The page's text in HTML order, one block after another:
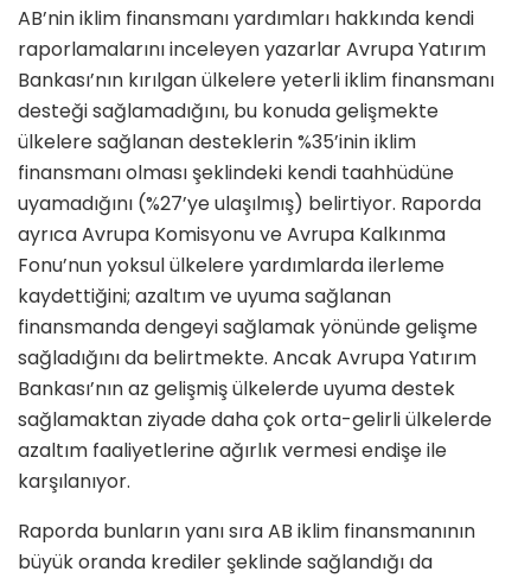
AB’nin iklim finansmanı yardımları hakkında kendi
raporlamalarını inceleyen yazarlar Avrupa Yatırım
Bankası’nın kırılgan ülkelere yeterli iklim finansmanı
desteği sağlamadığını, bu konuda gelişmekte
ülkelere sağlanan desteklerin %35’inin iklim
finansmanı olması şeklindeki kendi taahhüdüne
uyamadığını (%27’ye ulaşılmış) belirtiyor. Raporda
ayrıca Avrupa Komisyonu ve Avrupa Kalkınma
Fonu’nun yoksul ülkelere yardımlarda ilerleme
kaydettiğini; azaltım ve uyuma sağlanan
finansmanda dengeyi sağlamak yönünde gelişme
sağladığını da belirtmekte. Ancak Avrupa Yatırım
Bankası’nın az gelişmiş ülkelerde uyuma destek
sağlamaktan ziyade daha çok orta-gelirli ülkelerde
azaltım faaliyetlerine ağırlık vermesi endişe ile
karşılanıyor.
Raporda bunların yanı sıra AB iklim finansmanının
büyük oranda krediler şeklinde sağlandığı da